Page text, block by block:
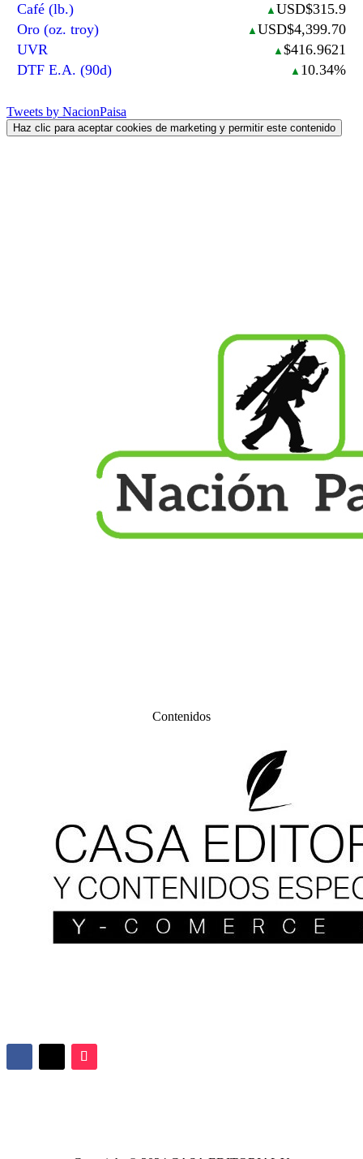
Café (lb.)
▲ USD$315.9
Oro (oz. troy)
▲ USD$4,399.70
UVR
▲ $416.9621
DTF E.A. (90d)
▲ 10.34%
Tweets by NacionPaisa
Haz clic para aceptar cookies de marketing y permitir este contenido
Contenidos